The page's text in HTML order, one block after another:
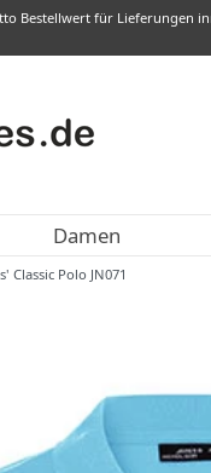
Bestellwert für Lieferungen
Damen
Classic Polo JN071